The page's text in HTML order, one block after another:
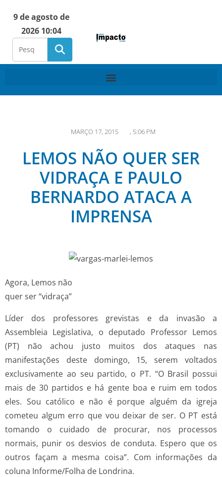
9 de agosto de
2026 10:04
MARÇO 17, 2015 , 5:06 PM
LEMOS NÃO QUER SER
VIDRAÇA E PAULO
BERNARDO ATACA A
IMPRENSA
Agora, Lemos não
quer ser “vidraça”
Líder dos professores grevistas e da invasão a
Assembleia Legislativa, o deputado Professor Lemos
(PT) não achou justo muitos dos ataques nas
manifestações deste domingo, 15, serem voltados
exclusivamente ao seu partido, o PT. “O Brasil possui
mais de 30 partidos e há gente boa e ruim em todos
eles. Sou católico e não é porque alguém da igreja
cometeu algum erro que vou deixar de ser. O PT está
tomando o cuidado de procurar, nos processos
normais, punir os desvios de conduta. Espero que os
outros façam a mesma coisa”. Com informações da
coluna Informe/Folha de Londrina.